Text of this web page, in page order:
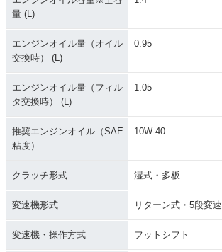
量 (L)
エンジンオイル量（オイル
交換時） (L)
0.95
エンジンオイル量（フィル
タ交換時） (L)
1.05
推奨エンジンオイル（SAE
粘度）
10W-40
クラッチ形式 湿式・多板
変速機形式 リターン式・5段変速
変速機・操作方式 フットシフト